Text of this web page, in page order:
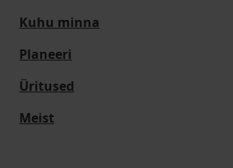
Kuhu minna
Planeeri
Üritused
Meist